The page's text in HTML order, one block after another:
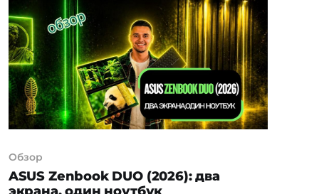
казахстанских поликлиниках, в команде
три PhD и практикующий
Обзор
ASUS Zenbook DUO (2026): два